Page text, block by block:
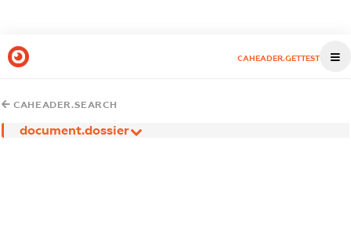
CAHEADER.GETTEST
CAHEADER.SEARCH
document.dossier